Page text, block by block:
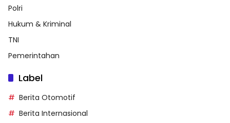
Polri
Hukum & Kriminal
TNI
Pemerintahan
Label
Berita Otomotif
Berita Internasional